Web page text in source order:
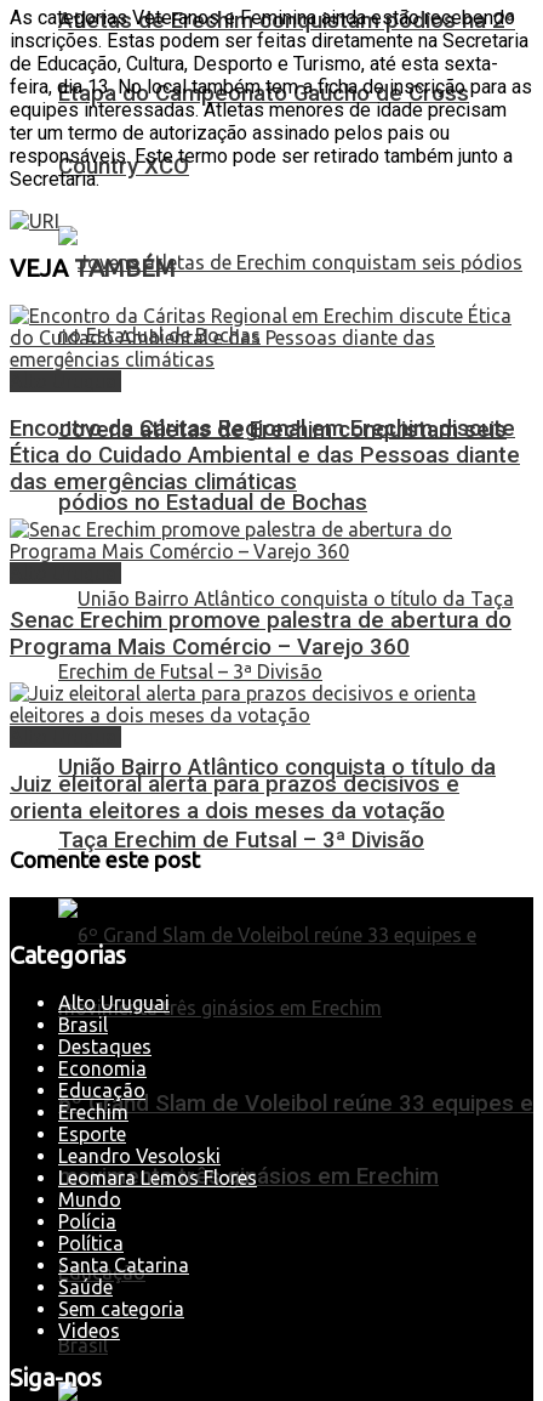
Atletas de Erechim conquistam pódios na 2ª
Etapa do Campeonato Gaúcho de Cross
Country XCO
Jovens atletas de Erechim conquistam seis
pódios no Estadual de Bochas
União Bairro Atlântico conquista o título da
Taça Erechim de Futsal – 3ª Divisão
6º Grand Slam de Voleibol reúne 33 equipes e
movimenta três ginásios em Erechim
Educação
Brasil
As categorias Veteranos e Feminina ainda estão recebendo
inscrições. Estas podem ser feitas diretamente na Secretaria
de Educação, Cultura, Desporto e Turismo, até esta sexta-
feira, dia 13. No local também tem a ficha de inscrição para as
equipes interessadas. Atletas menores de idade precisam
ter um termo de autorização assinado pelos pais ou
responsáveis. Este termo pode ser retirado também junto a
Secretaria.
VEJATAMBÉM
Encontro da Cáritas Regional em Erechim discute
Ética do Cuidado Ambiental e das Pessoas diante
das emergências climáticas
Senac Erechim promove palestra de abertura do
Programa Mais Comércio – Varejo 360
Juiz eleitoral alerta para prazos decisivos e
orienta eleitores a dois meses da votação
Comente este post
Categorias
Alto Uruguai
Brasil
Destaques
Economia
Educação
Erechim
Esporte
Leandro Vesoloski
Leomara Lemos Flores
Mundo
Polícia
Política
Santa Catarina
Saúde
Sem categoria
Videos
Siga-nos